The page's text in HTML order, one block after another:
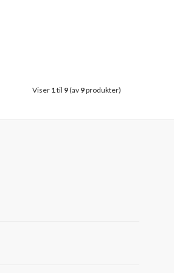
Viser 1til 9(av 9produkter)